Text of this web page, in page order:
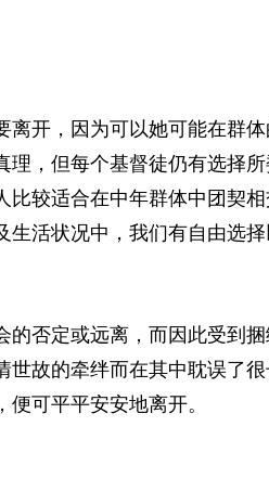
开，因为可以她可能在群
，但每个基督徒仍有选择
较适合在中年群体中团契
活状况中，我们有自由选
否定或远离，而因此受到
故的牵绊而在其中耽误了
可平平安安地离开。